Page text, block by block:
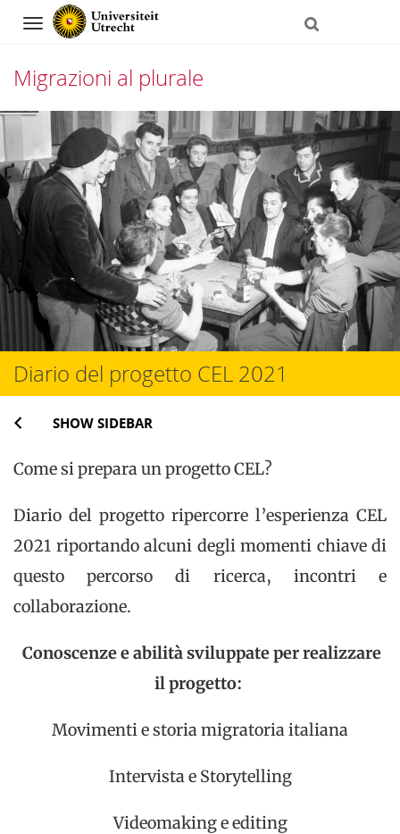
Navigation
Migrazioni al plurale
Skip
to
content
Diario del progetto CEL 2021
SHOW SIDEBAR
Come si prepara un progetto CEL?
Diario del progetto ripercorre l’esperienza CEL
2021 riportando alcuni degli momenti chiave di
questo percorso di ricerca, incontri e
collaborazione.
Conoscenze e abilità sviluppate per realizzare
il progetto:
Movimenti e storia migratoria italiana
Intervista e Storytelling
Videomaking e editing